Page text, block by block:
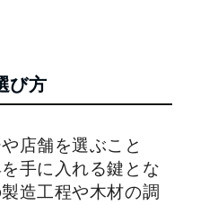
び方
店舗を選ぶこと
手に入れる鍵とな
造工程や木材の調